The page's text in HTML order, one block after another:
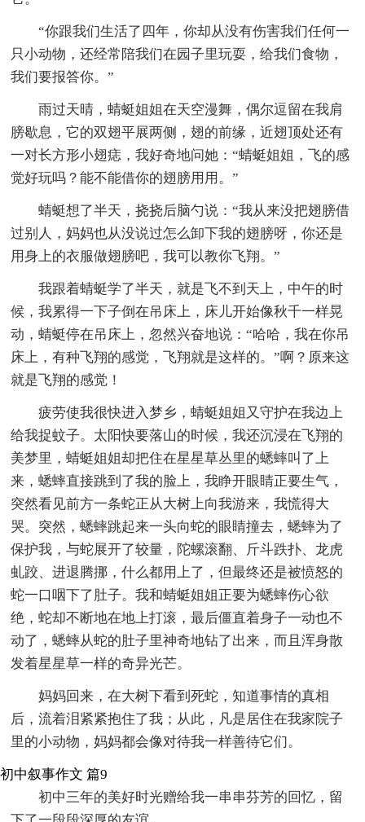
“你跟我们生活了四年，你却从没有伤害我们任何一
只小动物，还经常陪我们在园子里玩耍，给我们食物，
我们要报答你。”
雨过天晴，蜻蜓姐姐在天空漫舞，偶尔逗留在我肩
膀歇息，它的双翅平展两侧，翅的前缘，近翅顶处还有
一对长方形小翅痣，我好奇地问她：“蜻蜓姐姐，飞的感
觉好玩吗？能不能借你的翅膀用用。”
蜻蜓想了半天，挠挠后脑勺说：“我从来没把翅膀借
过别人，妈妈也从没说过怎么卸下我的翅膀呀，你还是
用身上的衣服做翅膀吧，我可以教你飞翔。”
我跟着蜻蜓学了半天，就是飞不到天上，中午的时
候，我累得一下子倒在吊床上，床儿开始像秋千一样晃
动，蜻蜓停在吊床上，忽然兴奋地说：“哈哈，我在你吊
床上，有种飞翔的感觉，飞翔就是这样的。”啊？原来这
就是飞翔的感觉！
疲劳使我很快进入梦乡，蜻蜓姐姐又守护在我边上
给我捉蚊子。太阳快要落山的时候，我还沉浸在飞翔的
美梦里，蜻蜓姐姐却把住在星星草丛里的蟋蟀叫了上
来，蟋蟀直接跳到了我的脸上，我睁开眼睛正要生气，
突然看见前方一条蛇正从大树上向我游来，我慌得大
哭。突然，蟋蟀跳起来一头向蛇的眼睛撞去，蟋蟀为了
保护我，与蛇展开了较量，陀螺滚翻、斤斗跌扑、龙虎
虬跤、进退腾挪，什么都用上了，但最终还是被愤怒的
蛇一口咽下了肚子。我和蜻蜓姐姐正要为蟋蟀伤心欲
绝，蛇却不断地在地上打滚，最后僵直着身子一动也不
动了，蟋蟀从蛇的肚子里神奇地钻了出来，而且浑身散
发着星星草一样的奇异光芒。
妈妈回来，在大树下看到死蛇，知道事情的真相
后，流着泪紧紧抱住了我；从此，凡是居住在我家院子
里的小动物，妈妈都会像对待我一样善待它们。
初中叙事作文 篇9
初中三年的美好时光赠给我一串串芬芳的回忆，留